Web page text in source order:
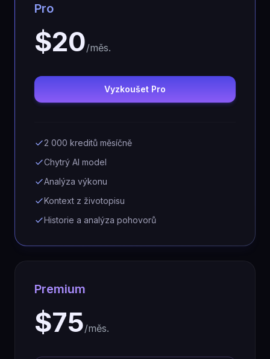
Pro
$20/měs.
Vyzkoušet Pro
2 000 kreditů měsíčně
Chytrý AI model
Analýza výkonu
Kontext z životopisu
Historie a analýza pohovorů
Premium
$75/měs.